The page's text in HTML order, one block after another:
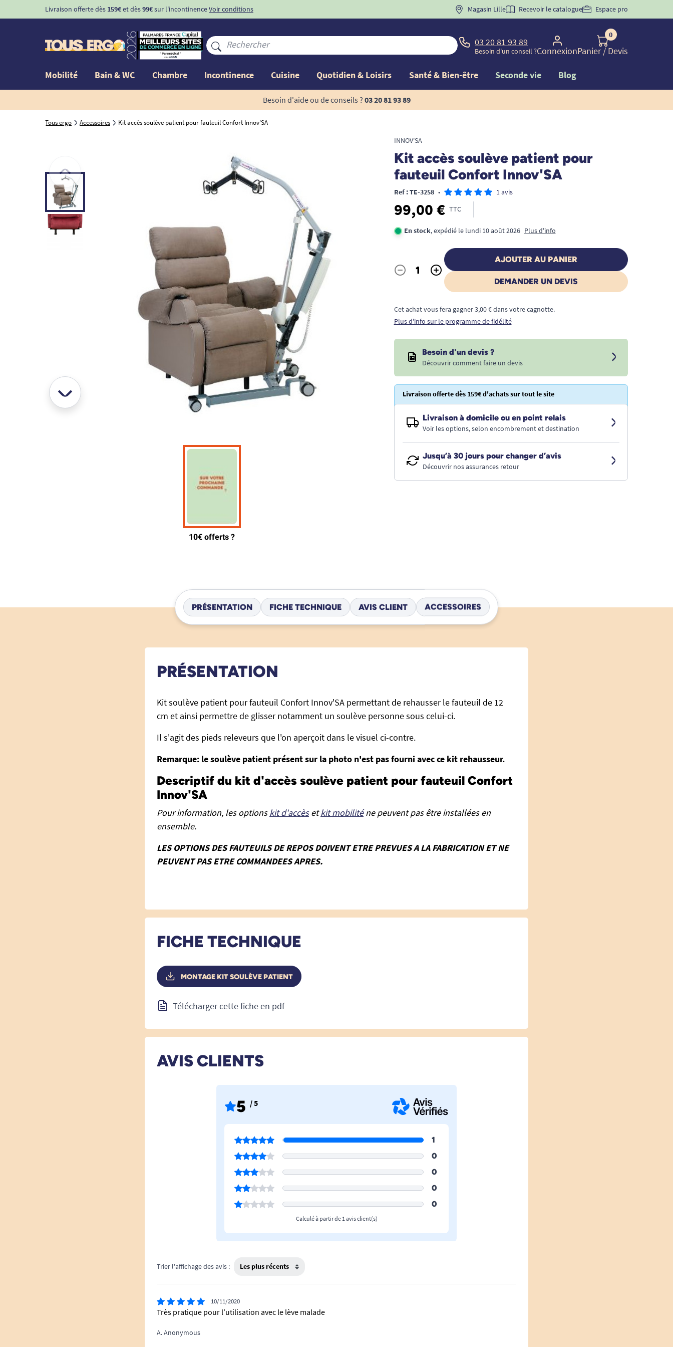
Livraison offerte dès 159€et dès99€sur l'incontinenceVoir conditions BIENVENUE" pourla 1ère commande d'incontinence
Magasin Lille Recevoir le catalogue Espace pro
03 20 81 93 89
Besoin d'un conseil ?Connexion
0
Panier/ Devis
Mobilité Bain & WC Chambre Incontinence Cuisine Quotidien & Loisirs Santé & Bien-être Seconde vie Blog
Besoin d'aide ou de conseils ? 03 20 81 93 89
Tous ergo Accessoires Kit accès soulève patient pour fauteuil Confort Innov'SA
INNOV'SA
Kit accès soulève patient pour
fauteuil Confort Innov'SA
Ref : TE-3258 • 1 avis
99,00 € TTC
En stock, expédié le lundi 10 août 2026 Plus d'info
Quantité
- +
AJOUTER AU PANIER
DEMANDER UN DEVIS
Cet achat vous fera gagner 3,00 € dans votre cagnotte.
Plus d'info sur le programme de fidélité
Besoin d'un devis ?
Découvrir comment faire un devis
Livraison offerte dès 159€ d'achats sur tout le site
Livraison à domicile ou en point relais
Voir les options, selon encombrement et destination
Jusqu’à 30 jours pour changer d’avis
Découvrir nos assurances retour
PRÉSENTATION FICHE TECHNIQUE AVIS CLIENT ACCESSOIRES
PRÉSENTATION
Kit soulève patient pour fauteuil Confort Innov'SA permettant de rehausser le fauteuil de 12
cm et ainsi permettre de glisser notamment un soulève personne sous celui-ci.
Il s'agit des pieds releveurs que l'on aperçoit dans le visuel ci-contre.
Remarque: le soulève patient présent sur la photo n'est pas fourni avec ce kit rehausseur.
Descriptif du kit d'accès soulève patient pour fauteuil Confort
Innov'SA
Pour information, les optionskit d'accèsetkit mobiliténe peuvent pas être installées en
ensemble.
LES OPTIONS DES FAUTEUILS DE REPOS DOIVENT ETRE PREVUES A LA FABRICATION ET NE
PEUVENT PAS ETRE COMMANDEES APRES.
FICHE TECHNIQUE
MONTAGE KIT SOULÈVE PATIENT
Télécharger cette fiche en pdf
AVIS CLIENTS
5 / 5
1
0
0
0
0
Calculé à partir de 1 avis client(s)
Trier l'affichage des avis :
10/11/2020
Très pratique pour l’utilisation avec le lève malade
A. Anonymous